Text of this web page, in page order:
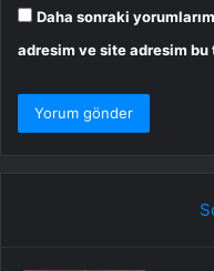
Daha sonraki
adresim ve site adresim bu